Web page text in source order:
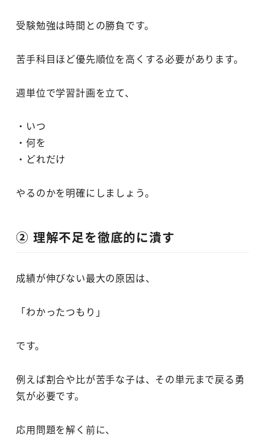
受験勉強は時間との勝負です。
苦手科目ほど優先順位を高くする必要があります。
週単位で学習計画を立て、
・いつ
・何を
・どれだけ
やるのかを明確にしましょう。
② 理解不足を徹底的に潰す
成績が伸びない最大の原因は、
「わかったつもり」
です。
例えば割合や比が苦手な子は、その単元まで戻る勇
気が必要です。
応用問題を解く前に、